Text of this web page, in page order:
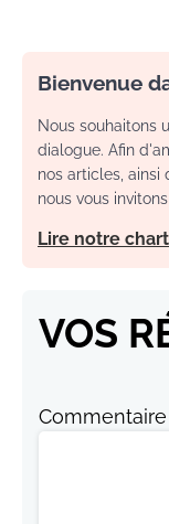
Bienvenue
Nous souhaitons
dialogue. Afin
nos articles, ainsi
nous vous
Lire notre
VOS
Commentaire